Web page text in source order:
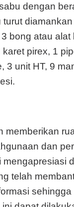
dengan
turut
bong atau alat
pirex, 1
3 unit HT, 9
memberikan
dan
mengapresiasi
telah
sehingga